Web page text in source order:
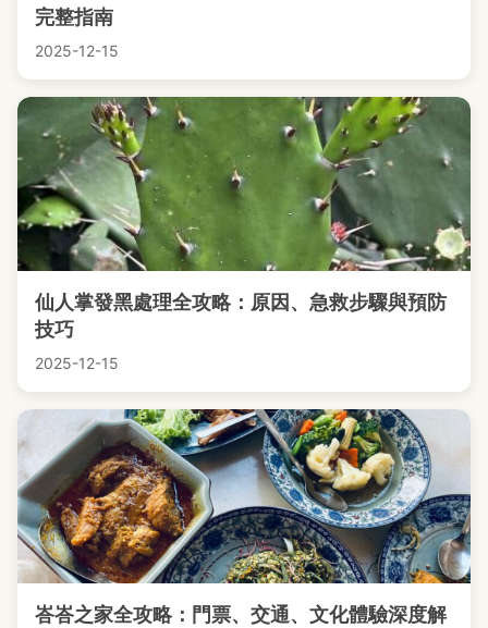
完整指南
2025-12-15
仙人掌發黑處理全攻略：原因、急救步驟與預防
技巧
2025-12-15
峇峇之家全攻略：門票、交通、文化體驗深度解